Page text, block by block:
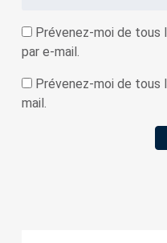
Prévenez-moi de tous
par e-mail.
Prévenez-moi de tous
mail.